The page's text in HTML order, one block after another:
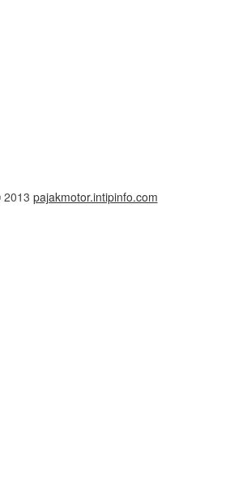
2013 pajakmotor.intipinfo.com